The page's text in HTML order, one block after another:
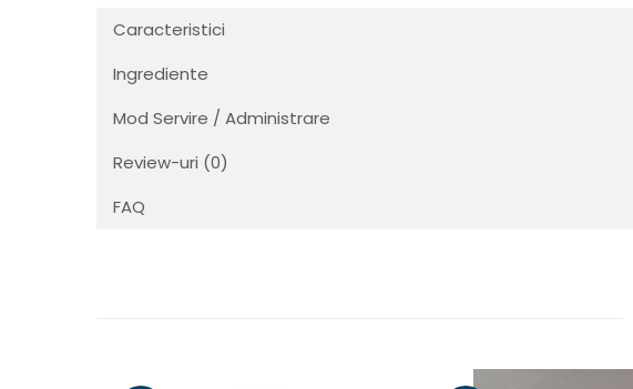
Caracteristici
Ingrediente
Mod Servire / Administrare
Review-uri (0)
FAQ